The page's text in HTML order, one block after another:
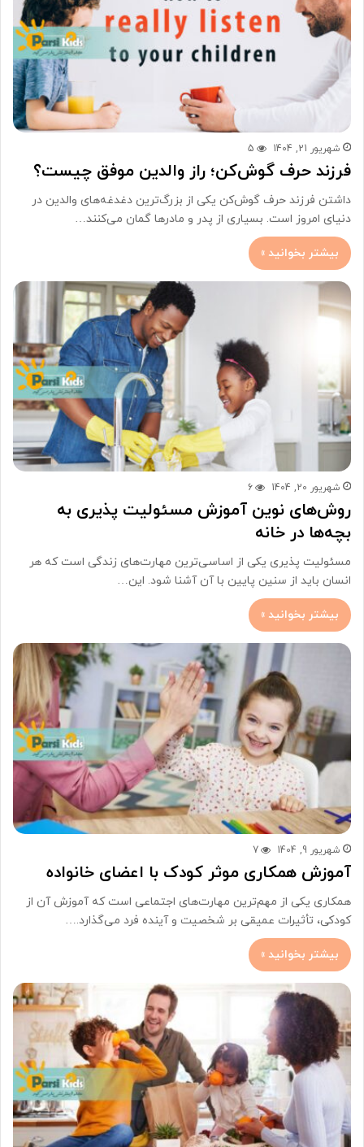
شهریور 21, 1404 5
فرزند حرف گوش‌کن؛ راز والدین موفق چیست؟
داشتن فرزند حرف گوش‌کن یکی از بزرگ‌ترین دغدغه‌های والدین در
دنیای امروز است. بسیاری از پدر و مادرها گمان می‌کنند…
بیشتر بخوانید »
شهریور 20, 1404 6
روش‌های نوین آموزش مسئولیت پذیری به
بچه‌ها در خانه
مسئولیت پذیری یکی از اساسی‌ترین مهارت‌های زندگی است که هر
انسان باید از سنین پایین با آن آشنا شود. این…
بیشتر بخوانید »
شهریور 9, 1404 7
آموزش همکاری موثر کودک با اعضای خانواده
همکاری یکی از مهم‌ترین مهارت‌های اجتماعی است که آموزش آن از
کودکی، تأثیرات عمیقی بر شخصیت و آینده فرد می‌گذارد.…
بیشتر بخوانید »